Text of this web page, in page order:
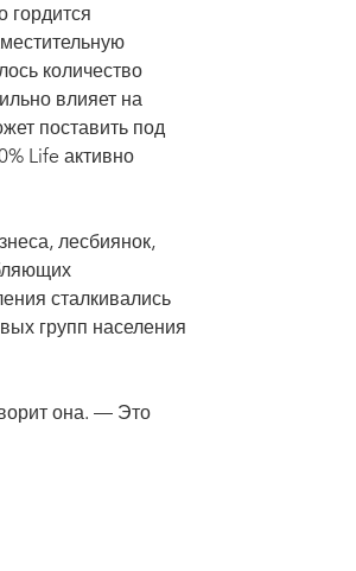
гордится
количество
влияет на
поставить под
Life активно
лесбиянок,
сталкивались
групп населения
она. — Это